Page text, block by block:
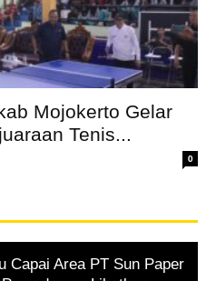
Mojokerto Gelar
Tenis...
0
Capai Area PT Sun Paper